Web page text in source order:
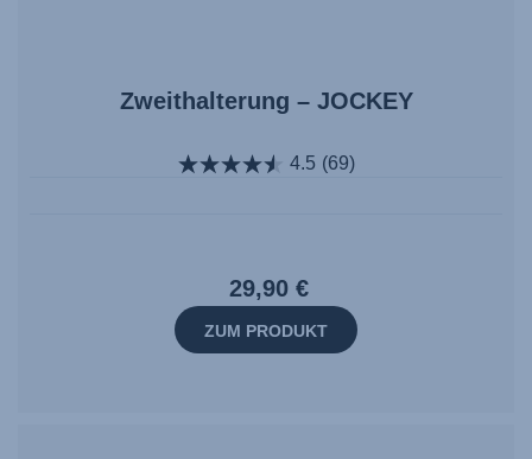
Zweithalterung – JOCKEY
4.5 (69)
29,90 €
ZUM PRODUKT